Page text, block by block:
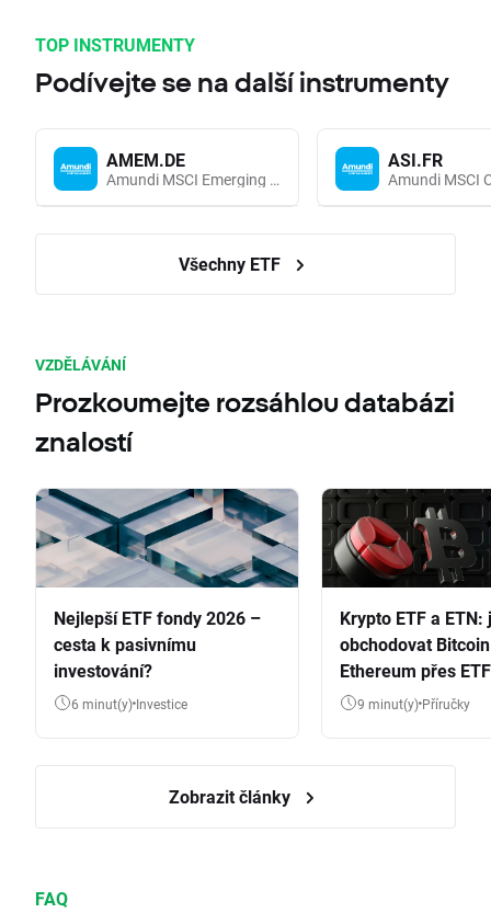
TOP INSTRUMENTY
Podívejte se na další instrumenty
AMEM.DE
Amundi MSCI Emerging Markets UCITS (Acc EUR)
ASI.FR
Všechny ETF
VZDĚLÁVÁNÍ
Prozkoumejte rozsáhlou databázi
znalostí
Nejlepší ETF fondy 2026 –
cesta k pasivnímu
investování?
6 minut(y) Investice
Krypto ETF a ETN:
obchodovat
Ethereum přes
9 minut(y) Příručky
Zobrazit články
FAQ